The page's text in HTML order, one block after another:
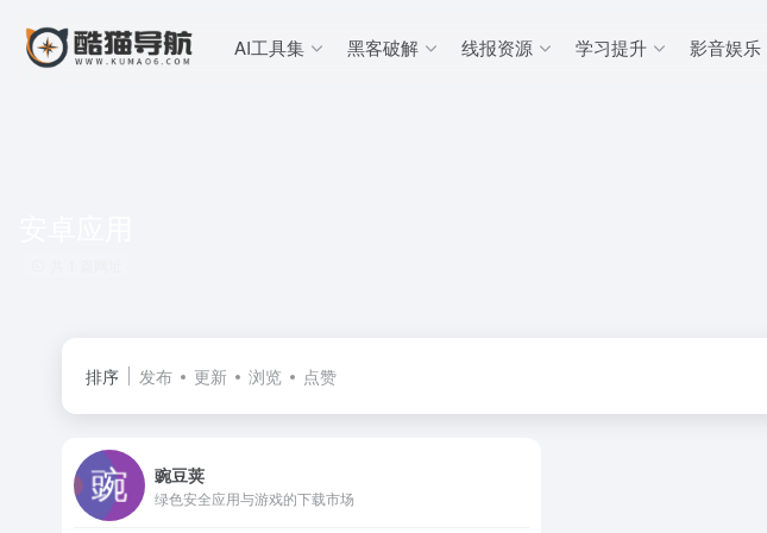
AI工具集 黑客破解 线报资源 学习提升 影音娱乐
排序 发布 更新 浏览 点赞
豌豆荚
绿色安全应用与游戏的下载市场